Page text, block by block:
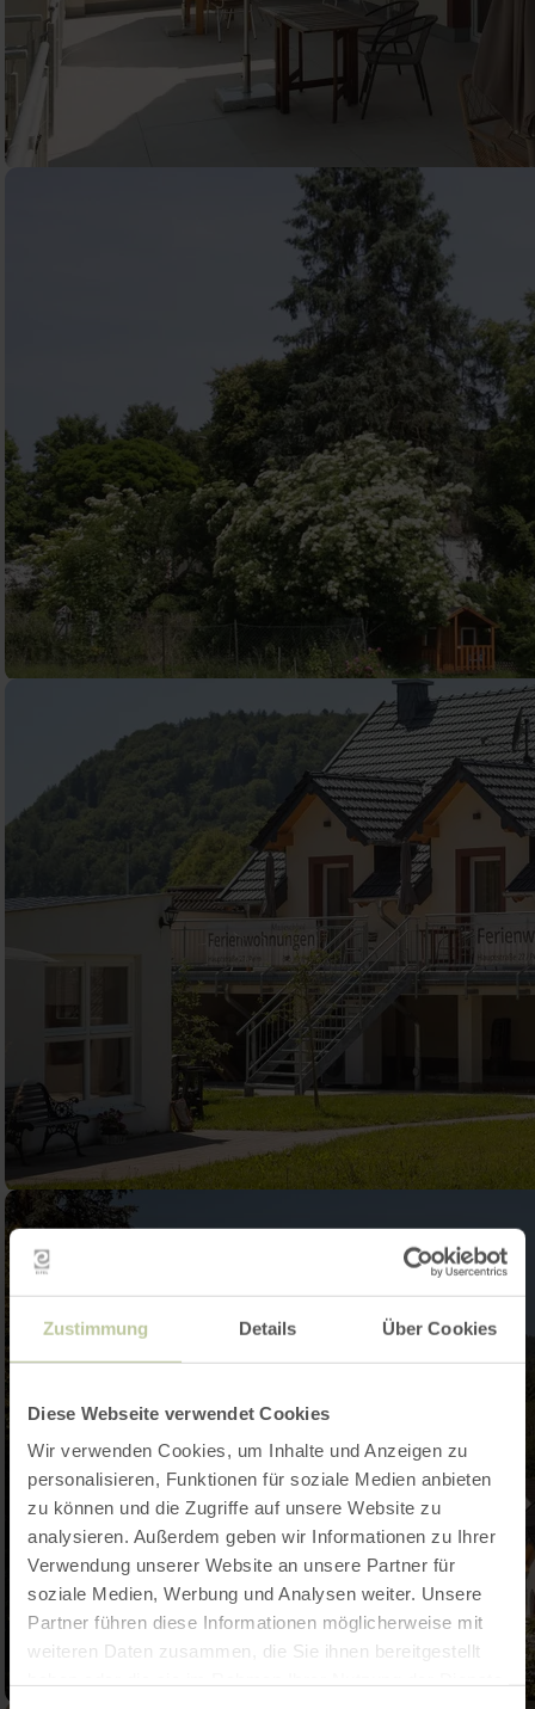
Zustimmung Details Über Cookies
Diese Webseite verwendet Cookies
Wir verwenden Cookies, um Inhalte und Anzeigen zu
personalisieren, Funktionen für soziale Medien anbieten
zu können und die Zugriffe auf unsere Website zu
analysieren. Außerdem geben wir Informationen zu Ihrer
Verwendung unserer Website an unsere Partner für
soziale Medien, Werbung und Analysen weiter. Unsere
Partner führen diese Informationen möglicherweise mit
weiteren Daten zusammen, die Sie ihnen bereitgestellt